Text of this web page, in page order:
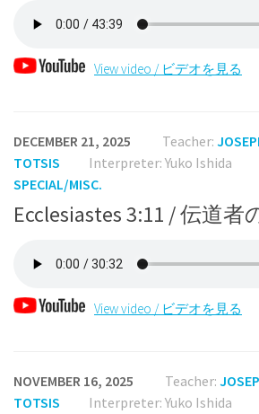
View video / ビデオを見る
DECEMBER 21, 2025 Teacher:
TOTSIS
Interpreter: Yuko Ishida
SPECIAL/MISC.
Ecclesiastes 3:11 / 伝道者
View video / ビデオを見る
NOVEMBER 16, 2025 Teacher:
TOTSIS
Interpreter: Yuko Ishida